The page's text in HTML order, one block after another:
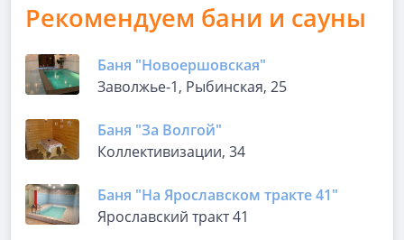
Рекомендуем бани и сауны
Баня "Новоершовская"
Заволжье-1, Рыбинская, 25
Баня "За Волгой"
Коллективизации, 34
Баня "На Ярославском тракте 41"
Ярославский тракт 41